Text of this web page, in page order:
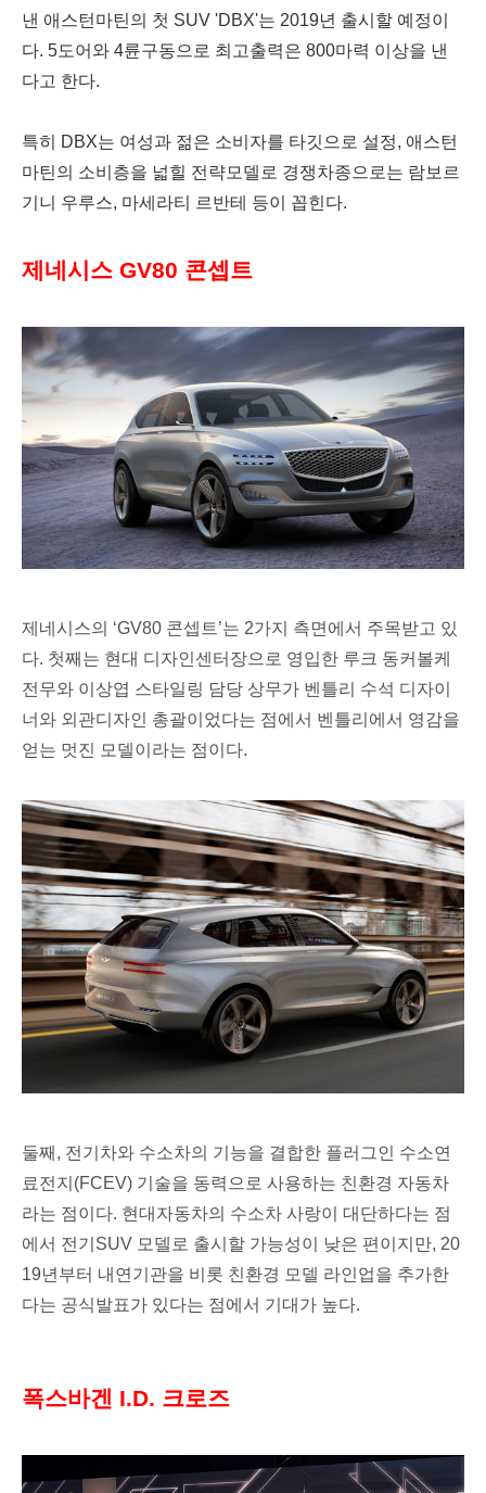
낸 애스턴마틴의 첫 SUV 'DBX'는 2019년 출시할 예정이
다. 5도어와 4륜구동으로 최고출력은 800마력 이상을 낸
다고 한다.
특히 DBX는 여성과 젊은 소비자를 타깃으로 설정, 애스턴
마틴의 소비층을 넓힐 전략모델로 경쟁차종으로는 람보르
기니 우루스, 마세라티 르반테 등이 꼽힌다.
제네시스 GV80 콘셉트
제네시스의 ‘GV80 콘셉트’는 2가지 측면에서 주목받고 있
다. 첫째는 현대 디자인센터장으로 영입한 루크 동커볼케
전무와 이상엽 스타일링 담당 상무가 벤틀리 수석 디자이
너와 외관디자인 총괄이었다는 점에서 벤틀리에서 영감을
얻는 멋진 모델이라는 점이다.
둘째, 전기차와 수소차의 기능을 결합한 플러그인 수소연
료전지(FCEV) 기술을 동력으로 사용하는 친환경 자동차
라는 점이다. 현대자동차의 수소차 사랑이 대단하다는 점
에서 전기SUV 모델로 출시할 가능성이 낮은 편이지만, 20
19년부터 내연기관을 비롯 친환경 모델 라인업을 추가한
다는 공식발표가 있다는 점에서 기대가 높다.
폭스바겐 I.D. 크로즈